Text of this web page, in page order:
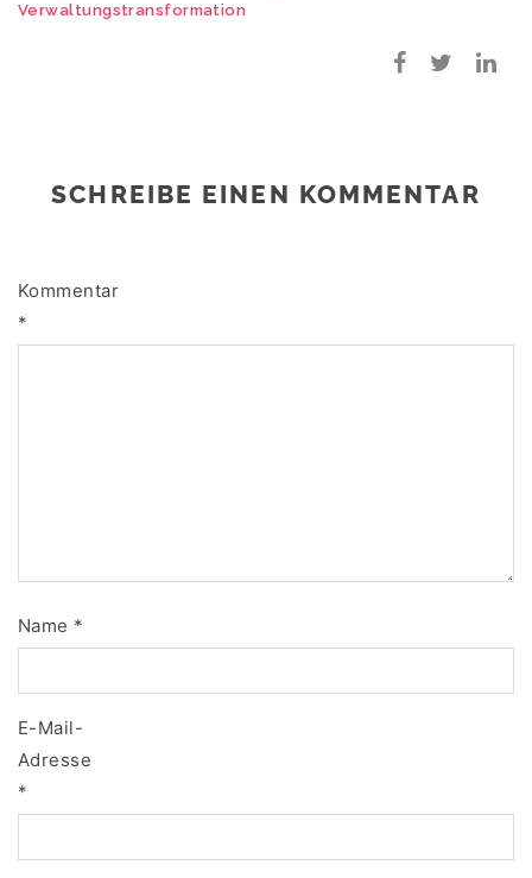
Verwaltungstransformation
SCHREIBE EINEN KOMMENTAR
Kommentar
*
Name *
E-Mail-
Adresse
*